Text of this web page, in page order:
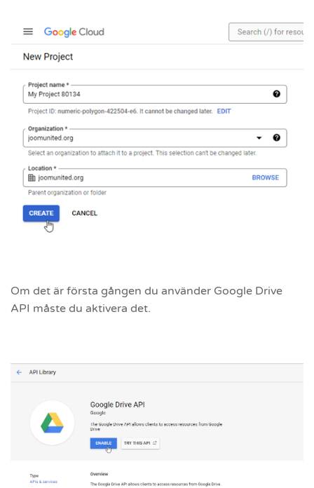
Om det är första gången du använder Google Drive
API måste du aktivera det.